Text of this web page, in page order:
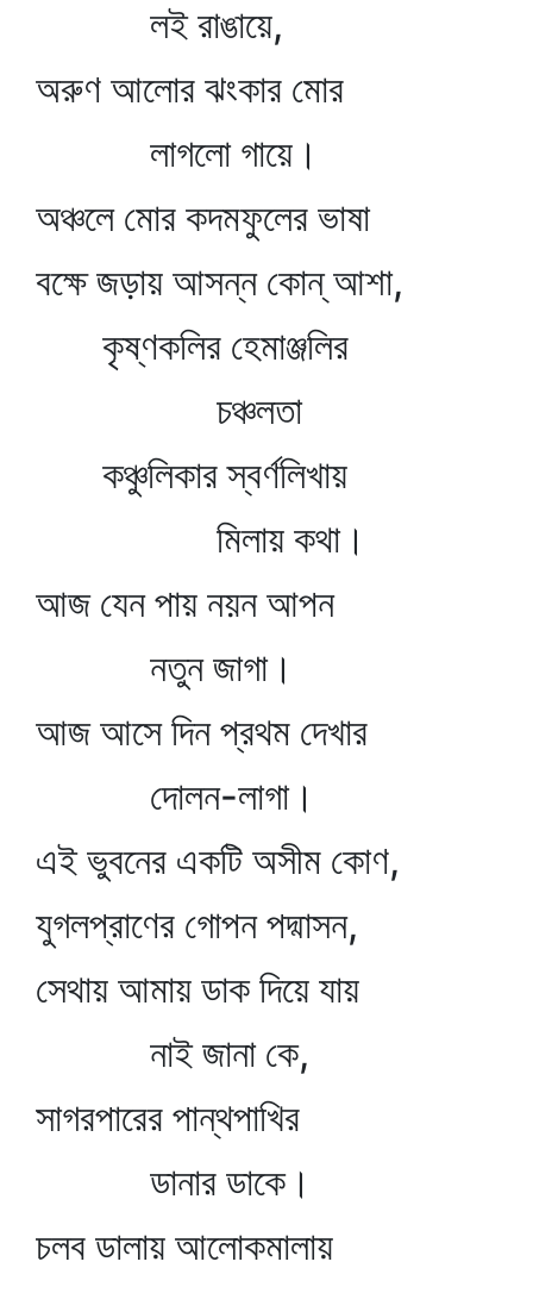
লই রাঙায়ে,
অরুণ আলোর ঝংকার মোর
লাগলো গায়ে।
অঞ্চলে মোর কদমফুলের ভাষা
বক্ষে জড়ায় আসন্ন কোন্‌ আশা,
কৃষ্ণকলির হেমাঞ্জলির
চঞ্চলতা
কঞ্চুলিকার স্বর্ণলিখায়
মিলায় কথা।
আজ যেন পায় নয়ন আপন
নতুন জাগা।
আজ আসে দিন প্রথম দেখার
দোলন-লাগা।
এই ভুবনের একটি অসীম কোণ,
যুগলপ্রাণের গোপন পদ্মাসন,
সেথায় আমায় ডাক দিয়ে যায়
নাই জানা কে,
সাগরপারের পান্থপাখির
ডানার ডাকে।
চলব ডালায় আলোকমালায়